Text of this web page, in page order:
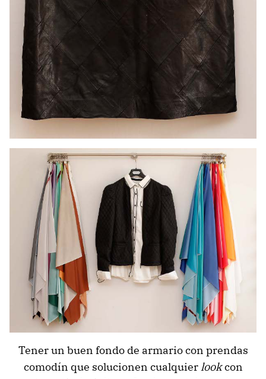
Tener un buen fondo de armario con prendas
comodín que solucionen cualquierlookcon